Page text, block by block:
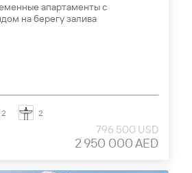
апартаменты с
на берегу залива
2 2
796 500 USD
2 950 000 AED